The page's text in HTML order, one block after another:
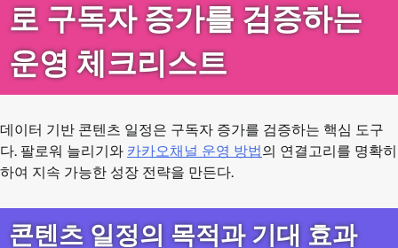
로 구독자 증가를 검증하는
운영 체크리스트
데이터 기반 콘텐츠 일정은 구독자 증가를 검증하는 핵심 도구
다. 팔로워 늘리기와 카카오채널 운영 방법의 연결고리를 명확히
하여 지속 가능한 성장 전략을 만든다.
콘텐츠 일정의 목적과 기대 효과